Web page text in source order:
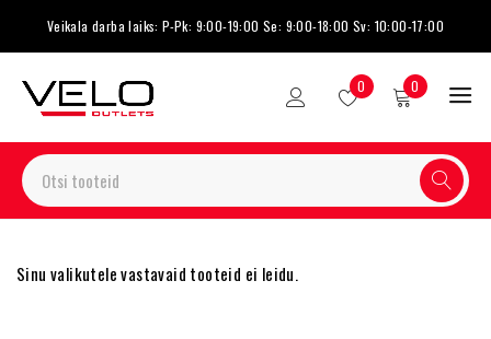
Veikala darba laiks: P-Pk: 9:00-19:00 Se: 9:00-18:00 Sv: 10:00-17:00
0 0
Sinu valikutele vastavaid tooteid ei leidu.